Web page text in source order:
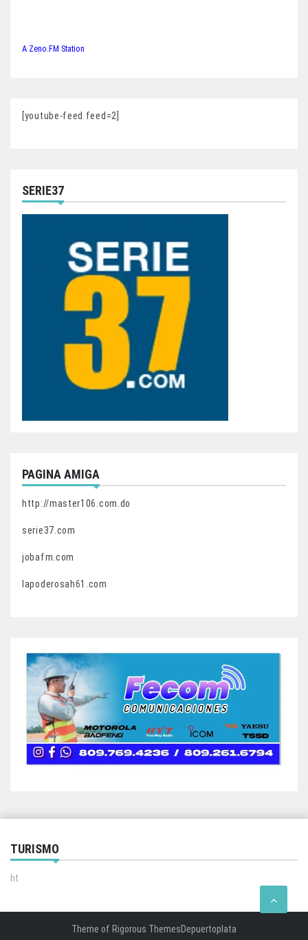
A Zeno.FM Station
[youtube-feed feed=2]
SERIE37
PAGINA AMIGA
http://master106.com.do
serie37.com
jobafm.com
lapoderosah61.com
TURISMO
ht
Theme of Rigorous ThemesDepuertoplata